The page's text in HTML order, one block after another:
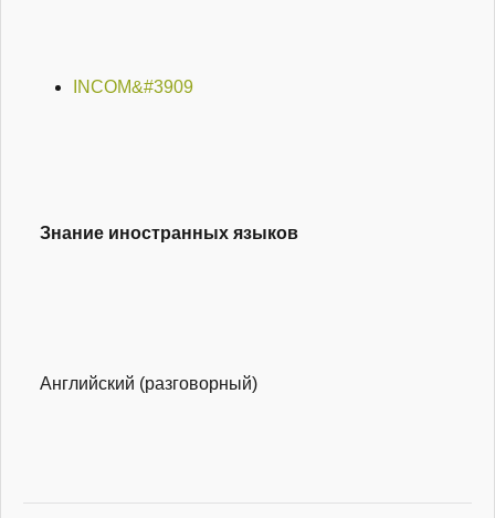
INCOM&#3909
Знание иностранных языков
Английский (разговорный)